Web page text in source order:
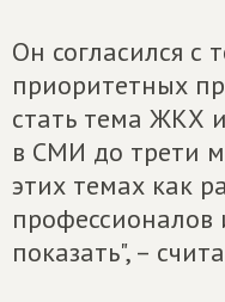
Он согласился с
приоритетных
стать тема ЖКХ
в СМИ до трети
этих темах как
показать", –